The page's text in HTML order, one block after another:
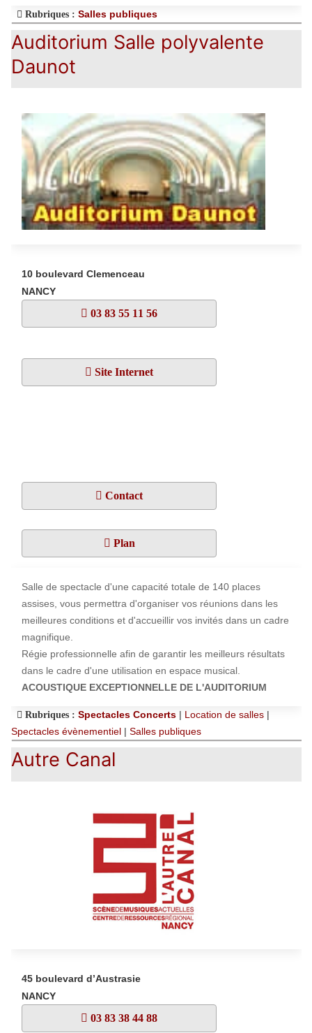
Rubriques : Salles publiques
Auditorium Salle polyvalente
Daunot
10 boulevard Clemenceau
NANCY
03 83 55 11 56
Site Internet
Contact
Plan
Salle de spectacle d'une capacité totale de 140 places
assises, vous permettra d'organiser vos réunions dans les
meilleures conditions et d'accueillir vos invités dans un cadre
magnifique.
Régie professionnelle afin de garantir les meilleurs résultats
dans le cadre d'une utilisation en espace musical.
ACOUSTIQUE EXCEPTIONNELLE DE L'AUDITORIUM
Rubriques : Spectacles Concerts | Location de salles |
Spectacles évènementiel | Salles publiques
Autre Canal
45 boulevard d’Austrasie
NANCY
03 83 38 44 88